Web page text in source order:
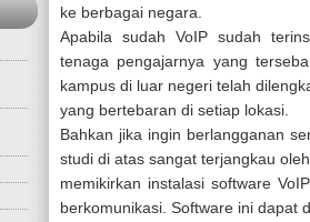
ke berbagai negara.
Apabila sudah VoIP sudah
tenaga pengajarnya yang
kampus di luar negeri telah
yang bertebaran di setiap lokasi.
Bahkan jika ingin berlangganan
studi di atas sangat terjangkau
memikirkan instalasi software
berkomunikasi. Software ini dapat